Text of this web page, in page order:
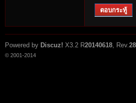
ตอบกระทู้
Powered by Discuz! X3.2 R20140618, Rev.28
© 2001-2014